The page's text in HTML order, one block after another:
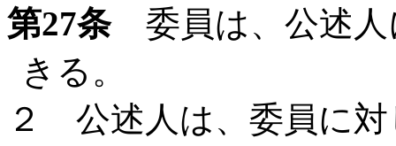
第27条委員は、公述人
きる。
２ 公述人は、委員に